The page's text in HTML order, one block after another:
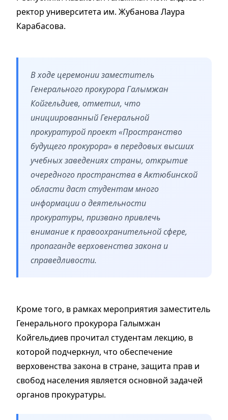
ректор университета им. Жубанова Лаура
Карабасова.
В ходе церемонии заместитель
Генерального прокурора Галымжан
Койгельдиев, отметил, что
инициированный Генеральной
прокуратурой проект «Пространство
будущего прокурора» в передовых высших
учебных заведениях страны, открытие
очередного пространства в Актюбинской
области даст студентам много
информации о деятельности
прокуратуры, призвано привлечь
внимание к правоохранительной сфере,
пропаганде верховенства закона и
справедливости.
Кроме того, в рамках мероприятия заместитель
Генерального прокурора Галымжан
Койгельдиев прочитал студентам лекцию, в
которой подчеркнул, что обеспечение
верховенства закона в стране, защита прав и
свобод населения является основной задачей
органов прокуратуры.